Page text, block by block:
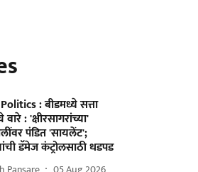
: बीडमध्ये सत्ता
: 'क्षीरसागरांच्या'
पंडित 'सायलेंट';
डॅमेज कंट्रोलसाठी धडपड